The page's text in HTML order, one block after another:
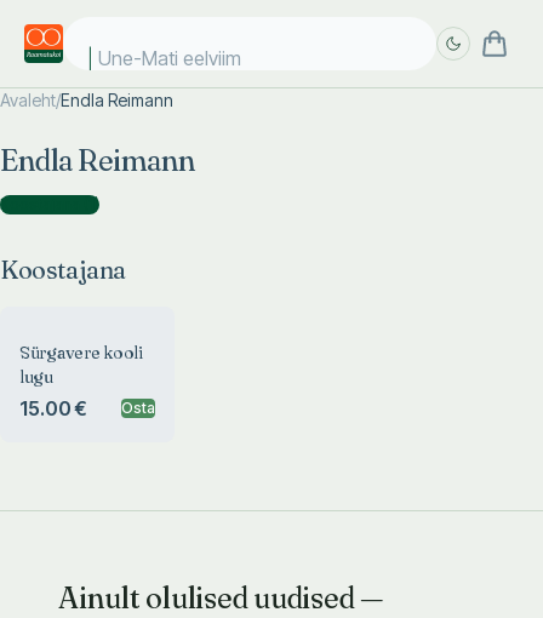
Une-Mati eelviima
Avaleht/Endla Reimann
Endla Reimann
Koostajana )
Koostajana
Sürgavere kooli
lugu
15.00 € Osta
Ainult olulised uudised —